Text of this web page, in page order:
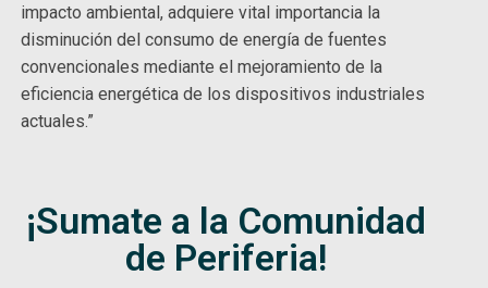
impacto ambiental, adquiere vital importancia la
disminución del consumo de energía de fuentes
convencionales mediante el mejoramiento de la
eficiencia energética de los dispositivos industriales
actuales.”
¡Sumate a la Comunidad
de Periferia!